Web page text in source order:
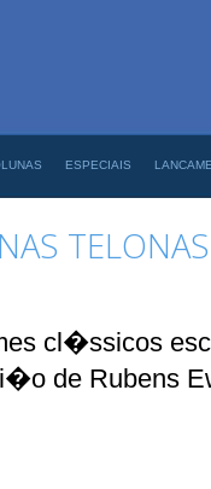
ESPECIAIS
cl�ssicos
de Rubens